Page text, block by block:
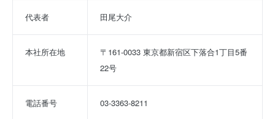
代表者 田尾大介
本社所在地
〒161-0033 東京都新宿区下落合1丁目5番
22号
電話番号 03-3363-8211